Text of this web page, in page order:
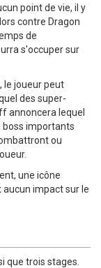
point de vie, il y
contre Dragon
de
s'occuper sur
le joueur peut
des super-
annoncera lequel
boss importants
ou
une icône
impact sur le
que trois stages.